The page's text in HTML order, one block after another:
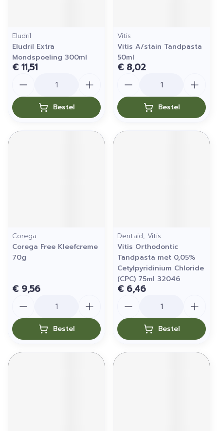
Eludril
Eludril Extra
Mondspoeling 300ml
€ 11,51
Bestel
Vitis
Vitis A/stain Tandpasta
50ml
€ 8,02
Bestel
Corega
Corega Free Kleefcreme
70g
€ 9,56
Bestel
Dentaid, Vitis
Vitis Orthodontic
Tandpasta met 0,05%
Cetylpyridinium Chloride
(CPC) 75ml 32046
€ 6,46
Bestel